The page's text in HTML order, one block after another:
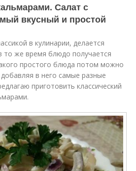
Салат с
вкусный и простой
в кулинарии, делается
то же время блюдо получается
простого блюда потом можно
в него самые разные
приготовить классический